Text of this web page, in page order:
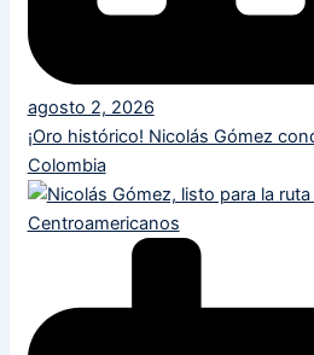
agosto 2, 2026
¡Oro histórico! Nicolás Gómez
Colombia